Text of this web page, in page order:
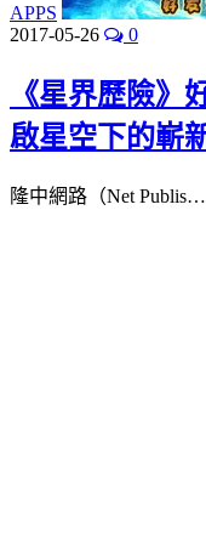
APPS
2017-05-26
0
《星界歷險》
啟星空下的嶄
隆中網路（Net Publis…